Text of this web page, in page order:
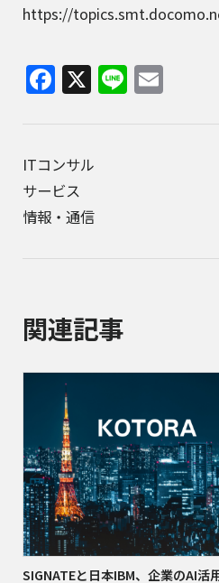
https://
Facebook
X Line
ITコンサル
サービス
情報・通信
関連記事
SIGNATEと日本IBM、企業のAI活